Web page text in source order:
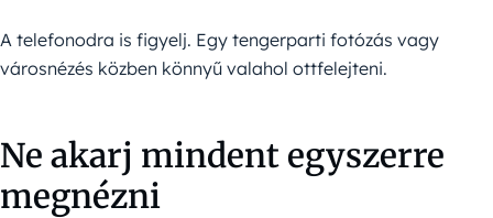
A telefonodra is figyelj. Egy tengerparti fotózás vagy
városnézés közben könnyű valahol ottfelejteni.
Ne akarj mindent egyszerre
megnézni